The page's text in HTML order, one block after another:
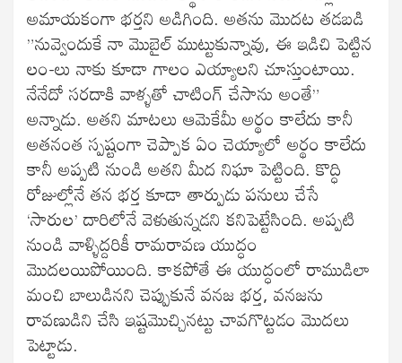
అమాయకంగా భర్తని అడిగింది. అతను మొదట తడబడి
”నువ్వెందుకే నా మొబైల్ ముట్టుకున్నావు, ఈ ఇడిచి పెట్టిన
లం-లు నాకు కూడా గాలం ఎయ్యాలని చూస్తుంటాయి.
నేనేదో సరదాకి వాళ్ళతో చాటింగ్ చేసాను అంతే”
అన్నాడు. అతని మాటలు ఆమెకేమీ అర్థం కాలేదు కానీ
అతనంత స్పష్టంగా చెప్పాక ఏం చెయ్యాలో అర్థం కాలేదు
కానీ అప్పటి నుండి అతని మీద నిఘా పెట్టింది. కొద్ధి
రోజుల్లోనే తన భర్త కూడా తార్పుడు పనులు చేసే
‘సారుల’ దారిలోనే వెళుతున్నడని కనిపెట్టేసింది. అప్పటి
నుండి వాళ్ళిద్దరికీ రామరావణ యుద్ధం
మొదలయిపోయింది. కాకపోతే ఈ యుద్ధంలో రాముడిలా
మంచి బాలుడినని చెప్పుకునే వనజ భర్త, వనజను
రావణుడిని చేసి ఇష్టమొచ్చినట్టు చావగొట్టడం మొదలు
పెట్టాడు.